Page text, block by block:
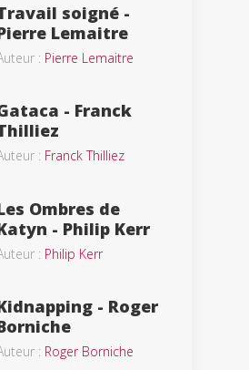
soigné -
Lemaitre
: Pierre Lemaitre
- Franck
: Franck Thilliez
Ombres de
- Philip Kerr
: Philip Kerr
- Roger
: Roger Borniche